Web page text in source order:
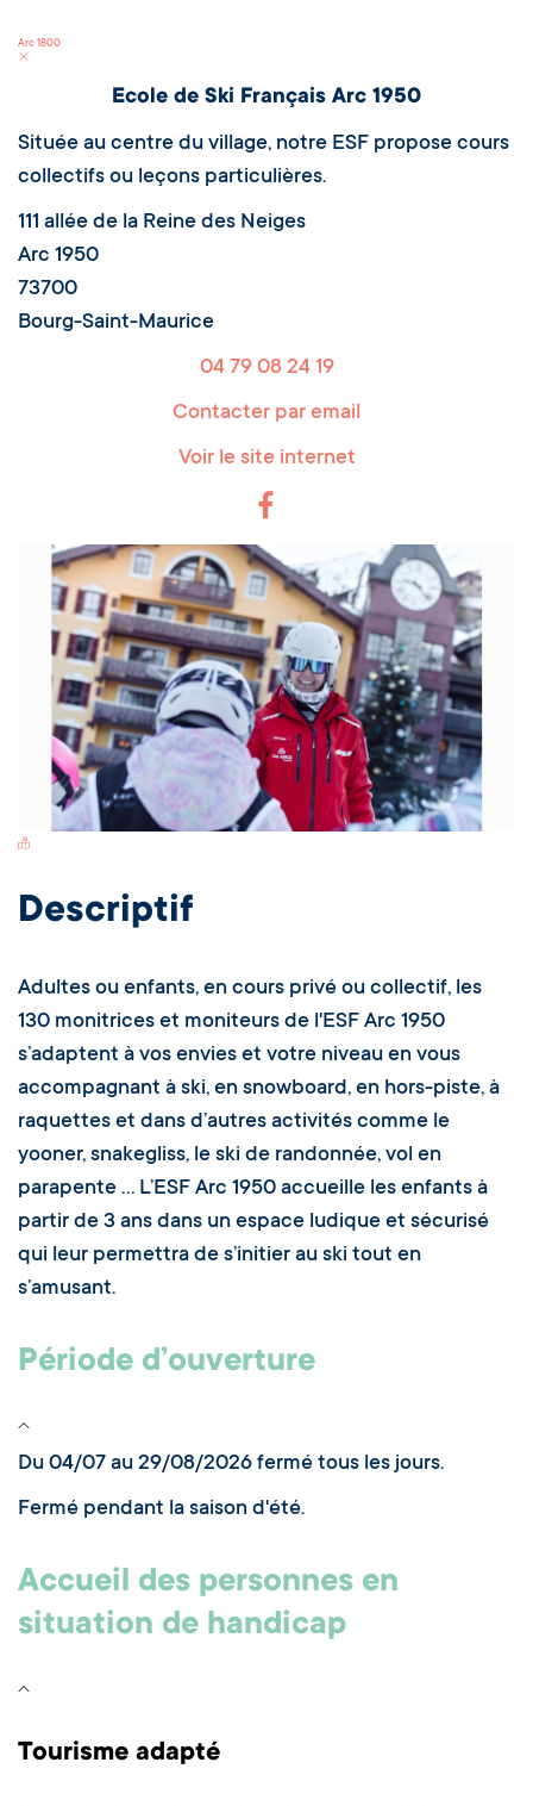
Arc 1800
Ecole de Ski Français Arc 1950
Située au centre du village, notre ESF propose cours
collectifs ou leçons particulières.
111 allée de la Reine des Neiges
Arc 1950
73700
Bourg-Saint-Maurice
04 79 08 24 19
Contacter par email
Voir le site internet
Switch Carte/Photos
Descriptif
Adultes ou enfants, en cours privé ou collectif, les
130 monitrices et moniteurs de l'ESF Arc 1950
s’adaptent à vos envies et votre niveau en vous
accompagnant à ski, en snowboard, en hors-piste, à
raquettes et dans d’autres activités comme le
yooner, snakegliss, le ski de randonnée, vol en
parapente … L’ESF Arc 1950 accueille les enfants à
partir de 3 ans dans un espace ludique et sécurisé
qui leur permettra de s’initier au ski tout en
s’amusant.
Période d’ouverture
Du 04/07 au 29/08/2026 fermé tous les jours.
Fermé pendant la saison d'été.
Accueil des personnes en
situation de handicap
Tourisme adapté